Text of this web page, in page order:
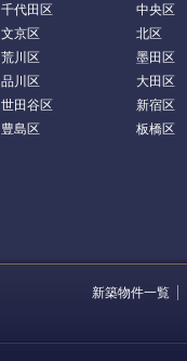
千代田区 中央区
文京区
北区
荒川区
墨田区
品川区
大田区
世田谷区
新宿区
豊島区
板橋区
新築物件一覧